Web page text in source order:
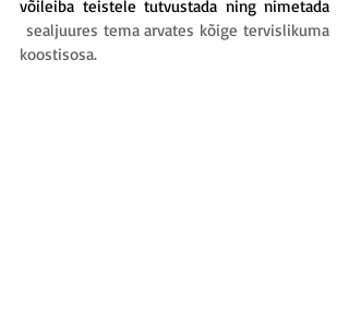
sealjuures tema arvates kõige tervislikuma
koostisosa.